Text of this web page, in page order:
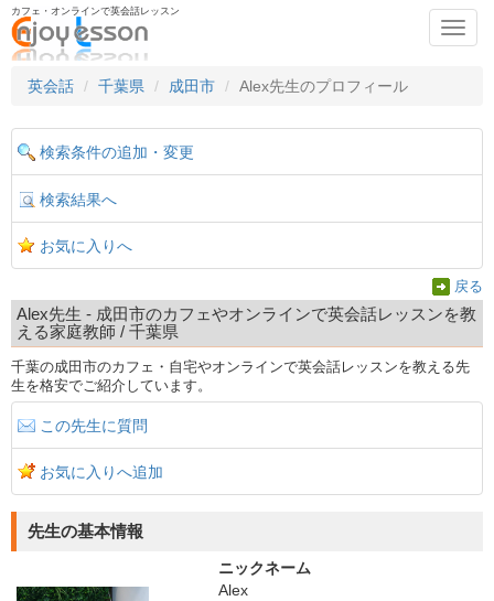
カフェ・オンラインで英会話レッスン
英会話
千葉県 成田市 Alex先生のプロフィール
検索条件の追加・変更
検索結果へ
お気に入りへ
戻る
Alex先生 - 成田市のカフェやオンラインで英会話レッスンを教
える家庭教師 / 千葉県
千葉の成田市のカフェ・自宅やオンラインで英会話レッスンを教える先
生を格安でご紹介しています。
この先生に質問
お気に入りへ追加
先生の基本情報
ニックネーム
Alex